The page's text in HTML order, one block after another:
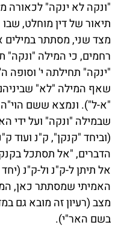
"ונקה לא ינקה" לכאורה
תיאור של דין מוחלט,
מצד שני, מסתתר
רחמים, כי המילה "ונקה"
"ינקה" תחילתה י' וסופה
שאף המילה "לא"
"א-ל"). ונמצא ששם הוי"ה
שבמילה "ונקה" ועל ידי
(וביחד "קנקן", ק"נ ועוד
הדברים, "אל תסתכל
אל תיתן ל-ק"נ ול-ק"נ
האמיתי שמסתתר כאן,
מצב (רעיון זה מובא גם
בשם האר"י).